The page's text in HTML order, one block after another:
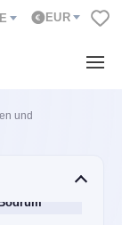
EUR
und